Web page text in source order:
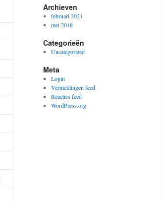
Archieven
februari 2021
mei 2018
Categorieën
Uncategorized
Meta
Login
Vermeldingen feed
Reacties feed
WordPress.org